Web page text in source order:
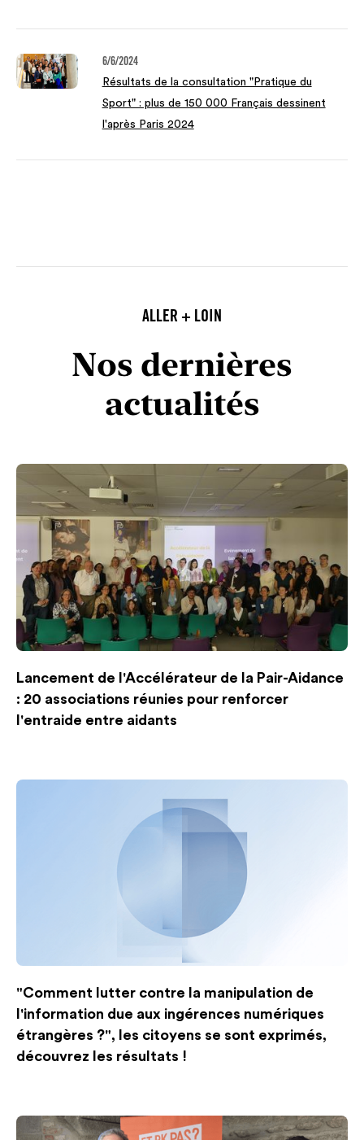
6/6/2024
Résultats de la consultation "Pratique du
Sport" : plus de 150 000 Français dessinent
l'après Paris 2024
ALLER + LOIN
Nos dernières
actualités
Lancement de l'Accélérateur de la Pair-Aidance
: 20 associations réunies pour renforcer
l'entraide entre aidants
"Comment lutter contre la manipulation de
l'information due aux ingérences numériques
étrangères ?", les citoyens se sont exprimés,
découvrez les résultats !